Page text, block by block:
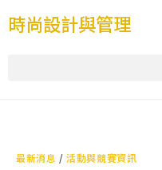
時尚設計與管理
最新消息 /活動與競賽資訊